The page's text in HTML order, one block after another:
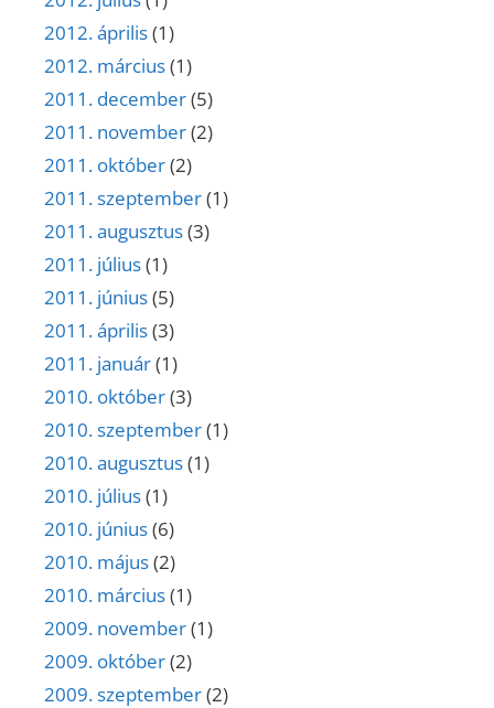
2012. április(1)
2012. március(1)
2011. december(5)
2011. november(2)
2011. október(2)
2011. szeptember(1)
2011. augusztus(3)
2011. július(1)
2011. június(5)
2011. április(3)
2011. január(1)
2010. október(3)
2010. szeptember(1)
2010. augusztus(1)
2010. július(1)
2010. június(6)
2010. május(2)
2010. március(1)
2009. november(1)
2009. október(2)
2009. szeptember(2)